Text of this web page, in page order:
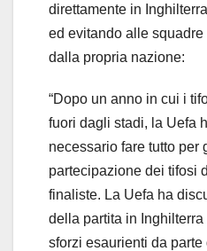
direttamente in
ed evitando alle
dalla propria nazione:
“Dopo un anno in cui i
fuori dagli stadi, la Uefa
necessario fare tutto per
partecipazione dei tifosi
finaliste. La Uefa ha
della partita in
sforzi esaurienti da